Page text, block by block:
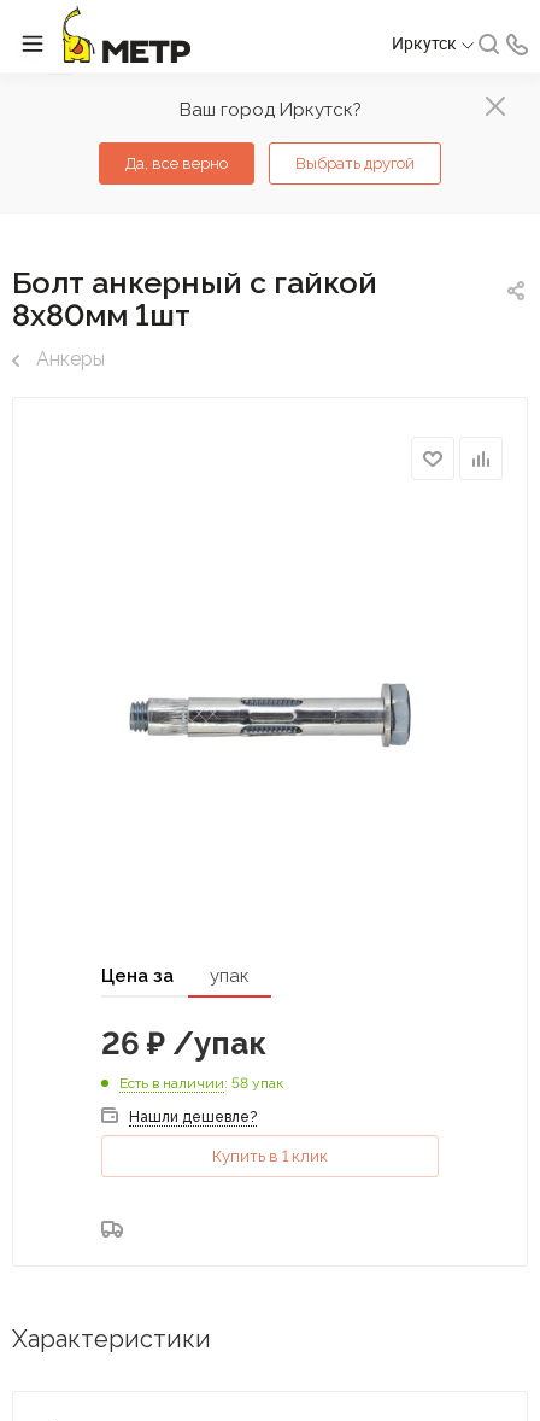
Ваш город Иркутск?
Да, все верно Выбрать другой
Иркутск
Болт анкерный с гайкой
8х80мм 1шт
Анкеры
Цена за упак
26 ₽ /упак
Есть в наличии: 58 упак
Нашли дешевле?
Купить в 1 клик
Характеристики